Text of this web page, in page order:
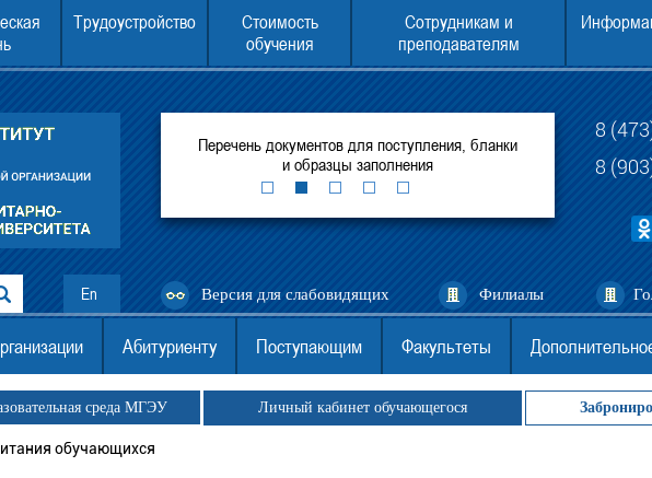
Трудоустройство
Стоимость
обучения
Сотрудникам и
преподавателям
Воронежском институте
открытых дверей
Перечень документов для поступления, бланки
и образцы заполнения
ЕГЭ для
(филиал)
8
8
En Версия для слабовидящих Филиалы
Абитуриенту Поступающим Факультеты
среда МГЭУ Личный кабинет обучающегося
обучающихся